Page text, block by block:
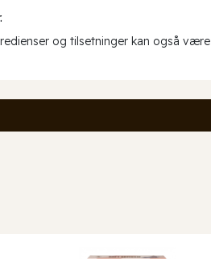
og tilsetninger kan også være